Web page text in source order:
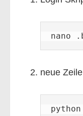
nano
neue